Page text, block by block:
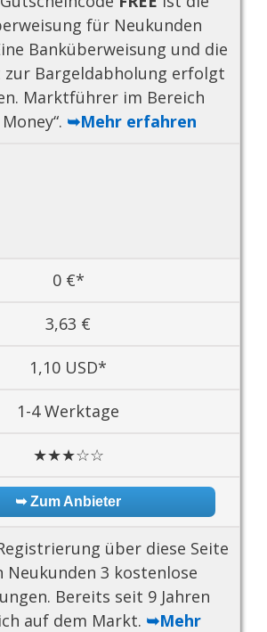
für Neukunden
Banküberweisung und die
zur Bargeldabholung erfolgt
Marktführer im Bereich
➥Mehr erfahren
0 €*
3,63 €
1,10 USD*
1-4 Werktage
★★★☆☆
➥ Zum Anbieter
über diese Seite
Neukunden 3 kostenlose
Bereits seit 9 Jahren
auf dem Markt. ➥Mehr